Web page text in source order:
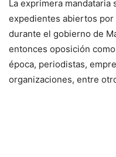
La exprimera
expedientes abiertos por
durante el gobierno de
entonces oposición
época, periodistas,
organizaciones, entre